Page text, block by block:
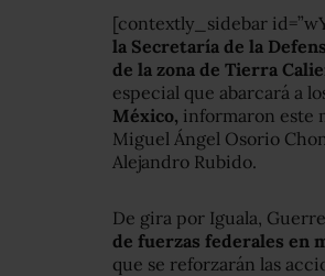
[contextly_sidebar
la Secretaría de la
de la zona de Tierra
especial que abarcará a
México, informaron este
Miguel Ángel Osorio
Alejandro Rubido.
De gira por Iguala,
de fuerzas federales en
que se reforzarán las